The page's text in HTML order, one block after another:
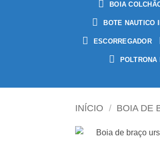
BOIA
BOTE NAUTICO
ESCORREGADOR
POLTRONA
INÍCIO / BOIA DE